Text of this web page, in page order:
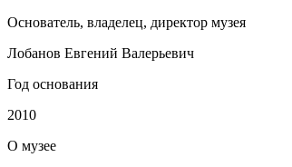
Основатель, владелец, директор музея
Лобанов Евгений Валерьевич
Год основания
2010
О музее